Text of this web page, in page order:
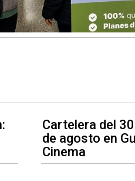
Cartelera del
de agosto en
Cinema